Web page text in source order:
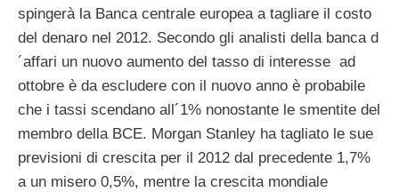
spingerà la Banca centrale europea a tagliare il costo
del denaro nel 2012. Secondo gli analisti della banca d
´affari un nuovo aumento del tasso di interesse ad
ottobre è da escludere con il nuovo anno è probabile
che i tassi scendano all´1% nonostante le smentite del
membro della BCE. Morgan Stanley ha tagliato le sue
previsioni di crescita per il 2012 dal precedente 1,7%
a un misero 0,5%, mentre la crescita mondiale